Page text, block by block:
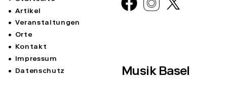
Artikel
Veranstaltungen
Orte
Kontakt
Impressum
Datenschutz
Musik Basel